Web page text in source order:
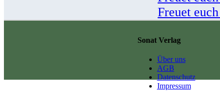
Freuet
Sonat Verlag
Über uns
AGB
Datenschutz
Impressum